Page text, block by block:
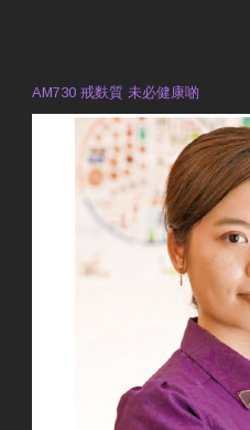
AM730 戒麩質 未必健康啲